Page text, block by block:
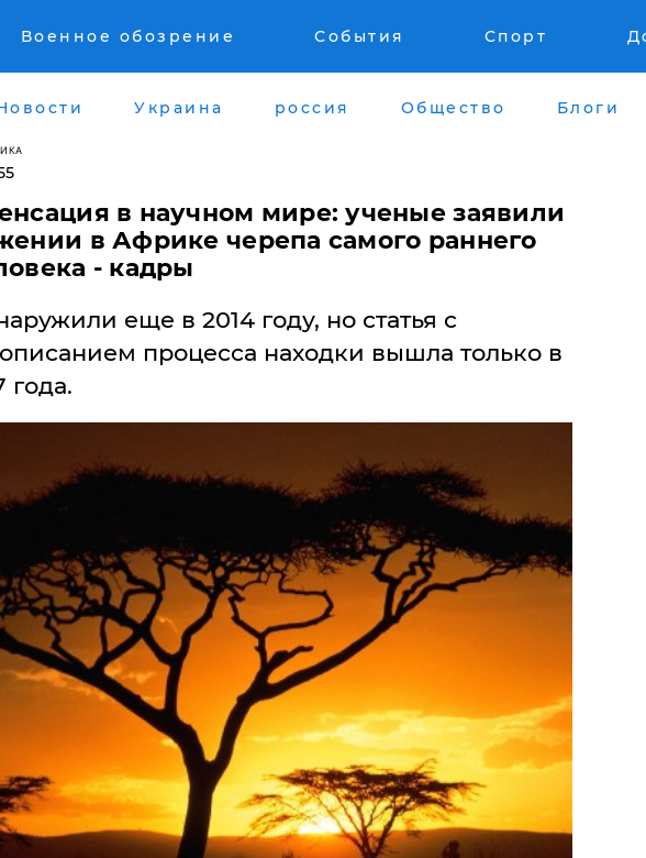
Военное обозрение События Спорт
Украина россия Общество Блоги
в научном мире: ученые заявили
в Африке черепа самого раннего
- кадры
еще в 2014 году, но статья с
процесса находки вышла только в
года.